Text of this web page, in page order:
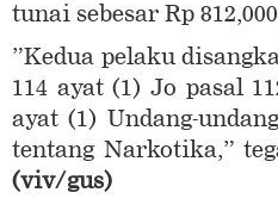
tunai sebesar Rp
”Kedua pelaku
114 ayat (1) Jo pasal
ayat (1) Undang-
tentang Narkotika,”
(viv/gus)